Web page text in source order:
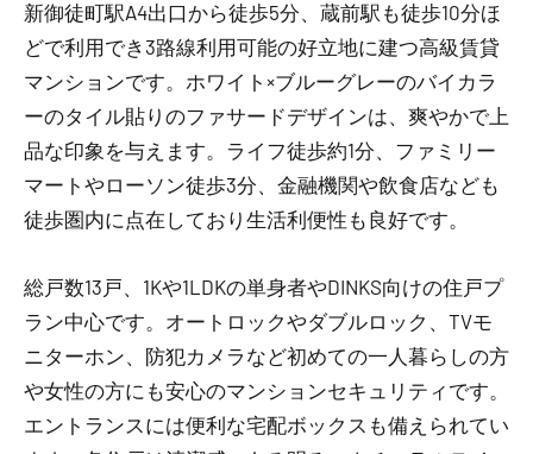
新御徒町駅A4出口から徒歩5分、蔵前駅も徒歩10分ほ
どで利用でき3路線利用可能の好立地に建つ高級賃貸
マンションです。ホワイト×ブルーグレーのバイカラ
ーのタイル貼りのファサードデザインは、爽やかで上
品な印象を与えます。ライフ徒歩約1分、ファミリー
マートやローソン徒歩3分、金融機関や飲食店なども
徒歩圏内に点在しており生活利便性も良好です。
総戸数13戸、1Kや1LDKの単身者やDINKS向けの住戸プ
ラン中心です。オートロックやダブルロック、TVモ
ニターホン、防犯カメラなど初めての一人暮らしの方
や女性の方にも安心のマンションセキュリティです。
エントランスには便利な宅配ボックスも備えられてい